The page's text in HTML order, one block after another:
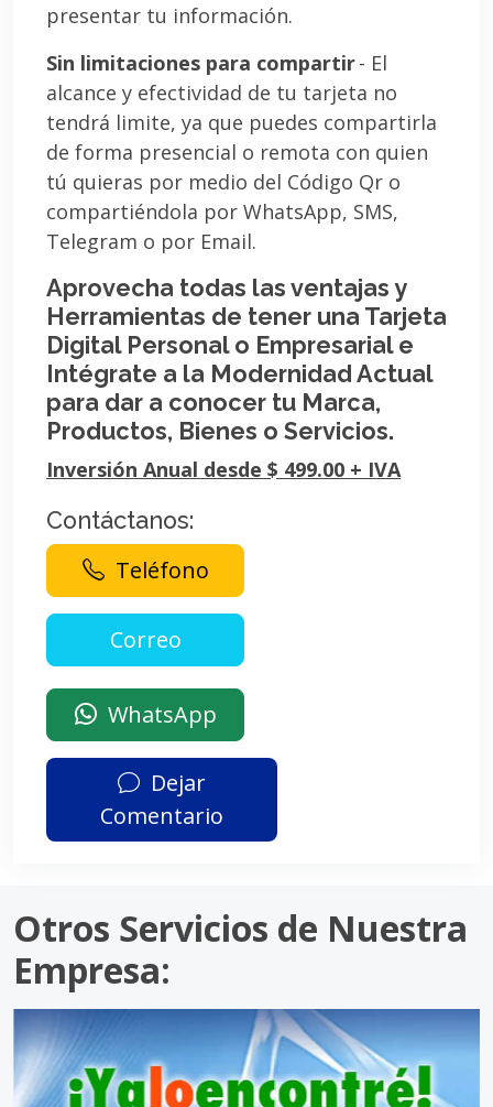
presentar tu información.
Sin limitaciones para compartir- El
alcance y efectividad de tu tarjeta no
tendrá limite, ya que puedes compartirla
de forma presencial o remota con quien
tú quieras por medio del Código Qr o
compartiéndola por WhatsApp, SMS,
Telegram o por Email.
Aprovecha todas las ventajas y
Herramientas de tener una Tarjeta
Digital Personal o Empresarial e
Intégrate a la Modernidad Actual
para dar a conocer tu Marca,
Productos, Bienes o Servicios.
Inversión Anual desde $ 499.00 + IVA
Contáctanos:
Teléfono
WhatsApp
Dejar
Comentario
Otros Servicios de Nuestra
Empresa: